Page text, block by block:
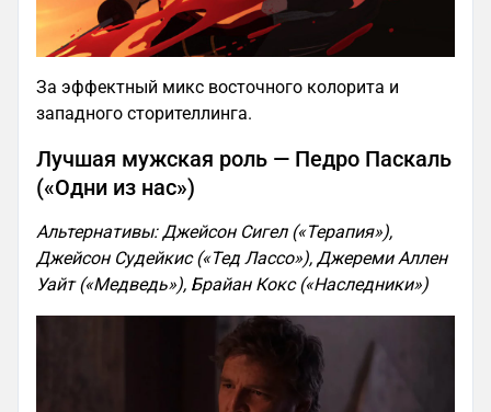
За эффектный микс восточного колорита и
западного сторителлинга.
Лучшая мужская роль — Педро Паскаль
(«Одни из нас»)
Альтернативы: Джейсон Сигел («Терапия»),
Джейсон Судейкис («Тед Лассо»), Джереми Аллен
Уайт («Медведь»), Брайан Кокс («Наследники»)